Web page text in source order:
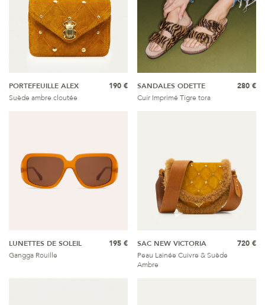
PORTEFEUILLE ALEX
Suède ambre cloutée
190 €
SANDALES ODETTE
Cuir Imprimé Tigre tora
280 €
LUNETTES DE SOLEIL
Gangga Rouille
195 €
SAC NEW VICTORIA
Peau Lainée Cuivre & Suède
Ambre
720 €